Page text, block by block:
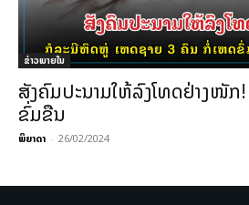
ຂ່າວພາຍ​ໃນ
ສັງຄົມປະນາມໃຫ້ລົງໂທດຢ່າງໜັກ
ຂົ່ມຂືນ
ພິຍາດາ - 26/02/2024